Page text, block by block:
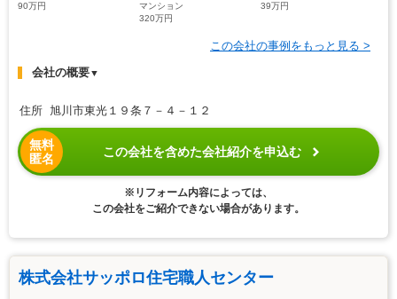
90万円
マンション
320万円
39万円
この会社の事例をもっと見る >
会社の概要▼
住所 旭川市東光１９条７－４－１２
無料
匿名
この会社を含めた会社紹介を申込む
※リフォーム内容によっては、
この会社をご紹介できない場合があります。
株式会社サッポロ住宅職人センター